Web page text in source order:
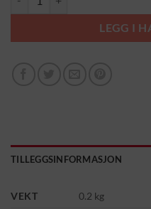
LEGG I
TILLEGGSINFORMASJON
VEKT
0.2 kg